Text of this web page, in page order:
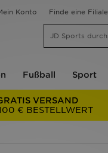
Konto Finde eine Filiale
Fußball Sport
VERSAND
€ BESTELLWERT